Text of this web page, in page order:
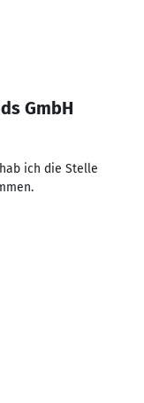
GmbH
ich die Stelle